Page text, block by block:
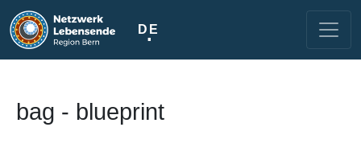
Direkt zum Inhalt
DE
bag - blueprint